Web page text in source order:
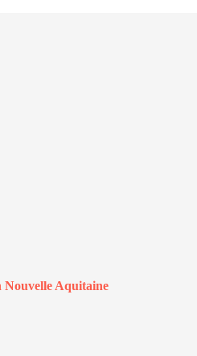
Nouvelle Aquitaine